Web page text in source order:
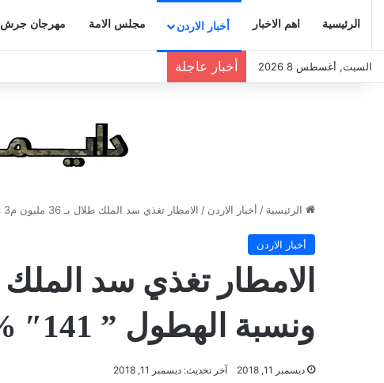
الرئيسية اهم الاخبار أخبار الاردن مجلس الامة مهرجان جرش
السبت, أغسطس 8 2026 أخبار عاجلة
الرئيسية / أخبار الاردن / الامطار تغذي سد الملك طلال بـ 36 مليون م3 ونسبة الهطول ” 141″ %
أخبار الاردن
ونسبة الهطول ” 141″ %
ديسمبر 11, 2018 آخر تحديث: ديسمبر 11, 2018